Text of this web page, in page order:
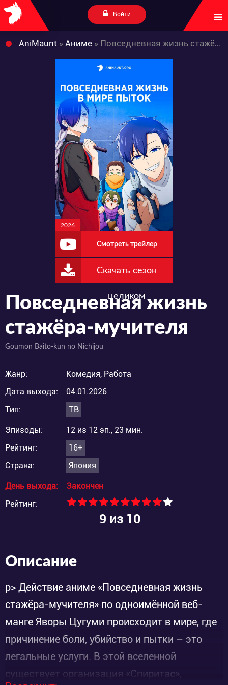
Войти
AniMaunt » Аниме » Повседневная жизнь стажёра-мучителя
2026
Смотреть трейлер
Скачать сезон
целиком
Повседневная жизнь
стажёра-мучителя
Goumon Baito-kun no Nichijou
Жанр:
Комедия, Работа
Дата выхода:
04.01.2026
Тип:
ТВ
Эпизоды:
12 из 12 эп., 23 мин.
Рейтинг:
16+
Страна:
Япония
День выхода:
Закончен
Рейтинг:
9 из 10
Описание
p> Действие аниме «Повседневная жизнь
стажёра-мучителя» по одноимённой веб-
манге Яворы Цугуми происходит в мире, где
причинение боли, убийство и пытки – это
легальные услуги. В этой вселенной
существует организация «Спиритас»,